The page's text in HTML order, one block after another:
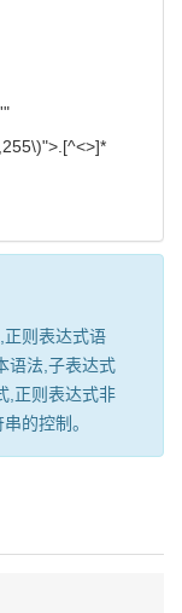
则表达式语
语法,子表达式
,正则表达式非
的控制。